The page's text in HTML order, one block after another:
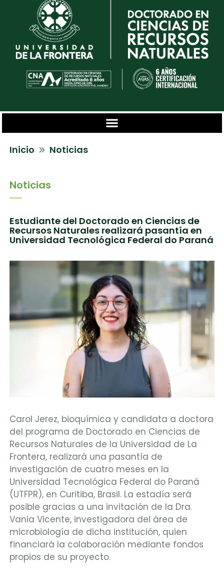
Inicio Noticias
Noticias
Estudiante del Doctorado en Ciencias de
Recursos Naturales realizará pasantía en
Universidad Tecnológica Federal do Paraná
Carol Jerez, bioquímica y candidata a doctora
del programa de Doctorado en Ciencias de
Recursos Naturales de la Universidad de La
Frontera, realizará una pasantía de
investigación de cuatro meses en la
Universidad Tecnológica Federal do Paraná
(UTFPR), en Curitiba, Brasil. La estadía será
posible gracias a una invitación de la Dra.
Vania Vicente, investigadora del área de
microbiología de dicha institución, quien
financiará la colaboración mediante fondos
propios de su proyecto.